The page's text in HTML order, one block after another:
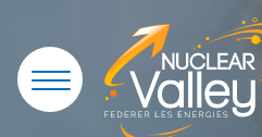
Panneau de gestion des cookies